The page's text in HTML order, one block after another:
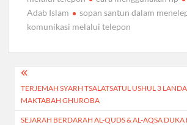
Adab Islam
sopan santun dalam
komunikasi melalui telepon
Navigasi
pos
TERJEMAH SYARH TSALATSATUL USHUL 3
MAKTABAH GHUROBA
SEJARAH BERDARAH AL-QUDS & AL-AQSA DUKA